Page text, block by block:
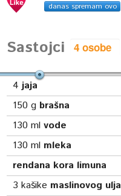
danas spremam ovo
Sastojci
4 jaja
150 g brašna
130 mlvode
130 ml mleka
rendana kora limuna
3 kašike maslinovog ulja